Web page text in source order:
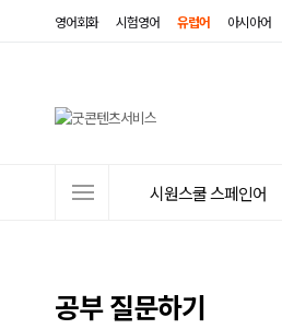
영어회화 시험영어 유럽어 아시아어
뉴
시원스쿨 스페인어
공부 질문하기